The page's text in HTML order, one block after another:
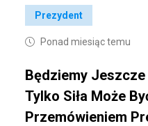
Prezydent
Ponad miesiąc temu
Będziemy
Tylko Siła Może
Przemówieniem